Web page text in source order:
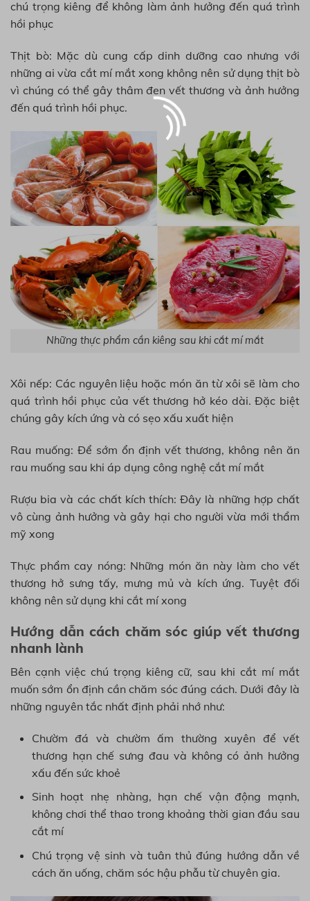
chú trọng kiêng để không làm ảnh hưởng đến quá trình
hồi phục
Thịt bò: Mặc dù cung cấp dinh dưỡng cao nhưng với
những ai vừa cắt mí mắt xong không nên sử dụng thịt bò
vì chúng có thể gây thâm đen vết thương và ảnh hưởng
đến quá trình hồi phục.
Những thực phẩm cần kiêng sau khi cắt mí mắt
Xôi nếp: Các nguyên liệu hoặc món ăn từ xôi sẽ làm cho
quá trình hồi phục của vết thương hở kéo dài. Đặc biệt
chúng gây kích ứng và có sẹo xấu xuất hiện
Rau muống: Để sớm ổn định vết thương, không nên ăn
rau muống sau khi áp dụng công nghệ cắt mí mắt
Rượu bia và các chất kích thích: Đây là những hợp chất
vô cùng ảnh hưởng và gây hại cho người vừa mới thẩm
mỹ xong
Thực phẩm cay nóng: Những món ăn này làm cho vết
thương hở sưng tấy, mưng mủ và kích ứng. Tuyệt đối
không nên sử dụng khi cắt mí xong
Hướng dẫn cách chăm sóc giúp vết thương
nhanh lành
Bên cạnh việc chú trọng kiêng cữ, sau khi cắt mí mắt
muốn sớm ổn định cần chăm sóc đúng cách. Dưới đây là
những nguyên tắc nhất định phải nhớ như:
Chườm đá và chườm ấm thường xuyên để vết
thương hạn chế sưng đau và không có ảnh hưởng
xấu đến sức khoẻ
Sinh hoạt nhẹ nhàng, hạn chế vận động mạnh,
không chơi thể thao trong khoảng thời gian đầu sau
cắt mí
Chú trọng vệ sinh và tuân thủ đúng hướng dẫn về
cách ăn uống, chăm sóc hậu phẫu từ chuyên gia.